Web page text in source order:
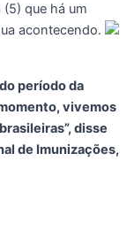
que há um
acontecendo.
período da
vivemos
disse
de Imunizações,